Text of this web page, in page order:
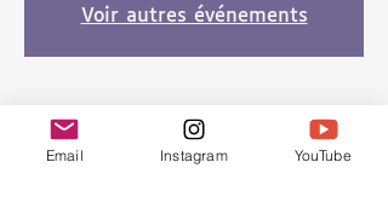
Voir autres événements
Heure et lieu
24 juin 2021, 20:30 – 21:45 UTC+2
Email Instagram YouTube